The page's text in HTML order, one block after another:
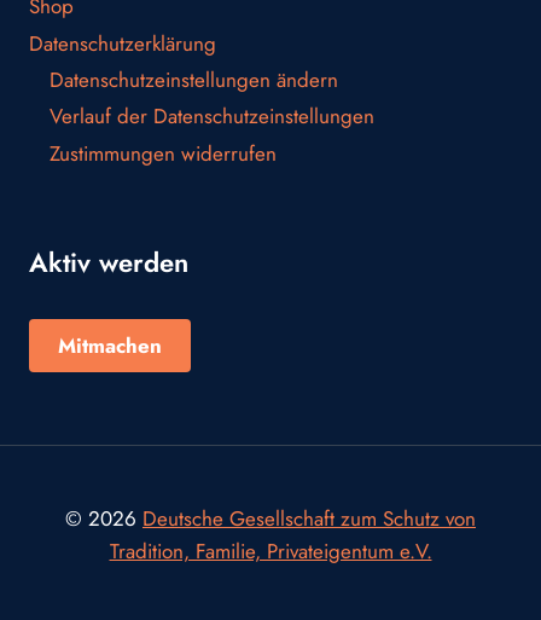
Shop
Datenschutzerklärung
Datenschutzeinstellungen ändern
Verlauf der Datenschutzeinstellungen
Zustimmungen widerrufen
Aktiv werden
Mitmachen
© 2026 Deutsche Gesellschaft zum Schutz von
Tradition, Familie, Privateigentum e.V.